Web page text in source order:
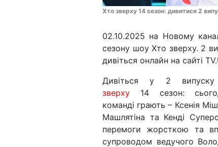
Хто зверху 14 сезон: дивитися 2
02.10.2025 на Новому
сезону шоу Хто зверху. 2
дивіться онлайн на сайті
Дивіться у 2
зверху 14 сезон:
команді грають – Ксенія
Машлятіна та Кенді
перемоги жорсткою та
супроводом ведучого